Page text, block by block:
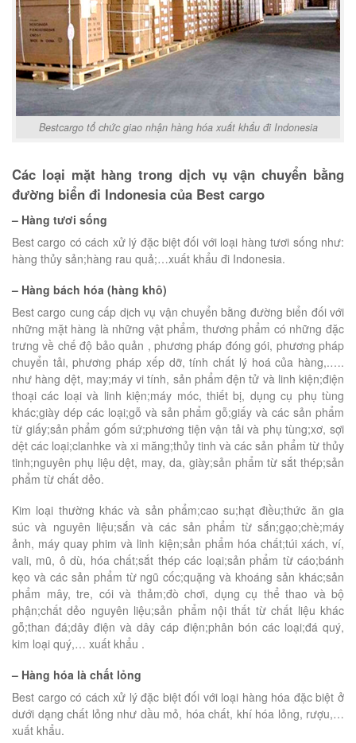
Bestcargo tổ chức giao nhận hàng hóa xuất khẩu đi Indonesia
Các loại mặt hàng trong dịch vụ vận chuyển bằng
đường biển đi Indonesia của Best cargo
– Hàng tươi sống
Best cargo có cách xử lý đặc biệt đối với loại hàng tươi sống như:
hàng thủy sản;hàng rau quả;…xuất khẩu đi Indonesia.
– Hàng bách hóa (hàng khô)
Best cargo cung cấp dịch vụ vận chuyển bằng đường biển đối với
những mặt hàng là những vật phẩm, thương phẩm có những đặc
trưng về chế độ bảo quản , phương pháp đóng gói, phương pháp
chuyển tải, phương pháp xếp dỡ, tính chất lý hoá của hàng,.….
như hàng dệt, may;máy vi tính, sản phẩm đện tử và linh kiện;điện
thoại các loại và linh kiện;máy móc, thiết bị, dụng cụ phụ tùng
khác;giày dép các loại;gỗ và sản phẩm gỗ;giấy và các sản phẩm
từ giấy;sản phẩm gốm sứ;phương tiện vận tải và phụ tùng;xơ, sợi
dệt các loại;clanhke và xi măng;thủy tinh và các sản phẩm từ thủy
tinh;nguyên phụ liệu dệt, may, da, giày;sản phẩm từ sắt thép;sản
phẩm từ chất dẻo.
Kim loại thường khác và sản phẩm;cao su;hạt điều;thức ăn gia
súc và nguyên liệu;sắn và các sản phẩm từ sắn;gạo;chè;máy
ảnh, máy quay phim và linh kiện;sản phẩm hóa chất;túi xách, ví,
vali, mũ, ô dù, hóa chất;sắt thép các loại;sản phẩm từ cáo;bánh
kẹo và các sản phẩm từ ngũ cốc;quặng và khoáng sản khác;sản
phẩm mây, tre, cói và thảm;đò chơi, dụng cụ thể thao và bộ
phận;chất dẻo nguyên liệu;sản phẩm nội thất từ chất liệu khác
gỗ;than đá;dây điện và dây cáp điện;phân bón các loại;đá quý,
kim loại quý,… xuất khẩu .
– Hàng hóa là chất lỏng
Best cargo có cách xử lý đặc biệt đối với loại hàng hóa đặc biệt ở
dưới dạng chất lỏng như dầu mỏ, hóa chất, khí hóa lỏng, rượu,…
xuất khẩu.